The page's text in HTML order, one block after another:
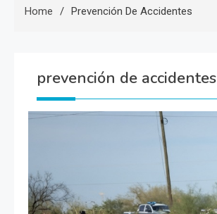
Home Prevención De Accidentes
prevención de accidentes